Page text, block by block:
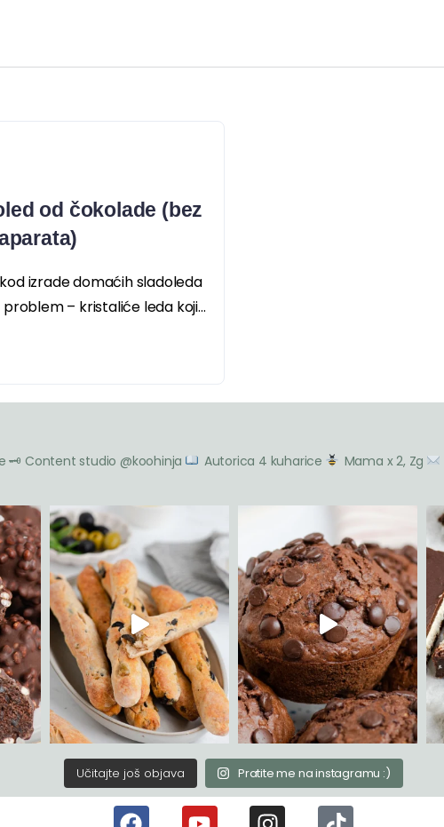
od čokolade (bez
izrade domaćih sladoleda
– kristaliće leda koji...
🗝 Content studio @koohinja Autorica 4 kuharice Mama x 2, Zg
Učitajte još objava Pratite me na instagramu :)